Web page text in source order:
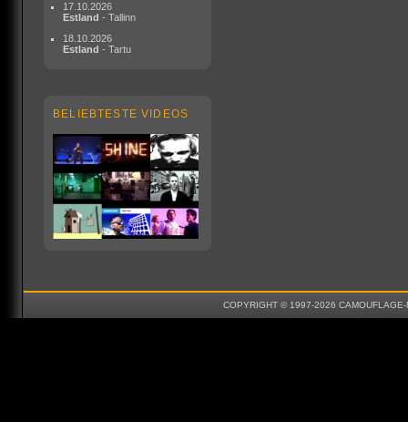
17.10.2026
Estland - Tallinn
18.10.2026
Estland - Tartu
BELIEBTESTE VIDEOS
COPYRIGHT © 1997-2026 CAMOUFLAGE-